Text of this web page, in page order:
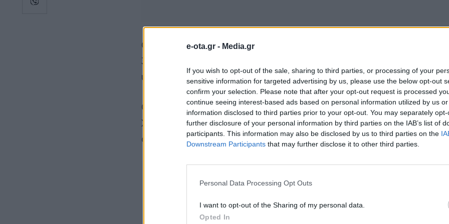
e-ota.gr - Media.gr
If you wish to opt-out of the sale, sharing to third parties, or processing of your
sensitive information for targeted advertising by us, please use the below opt-out
confirm your selection. Please note that after your opt-out request is processed
continue seeing interest-based ads based on personal information utilized by us
information disclosed to third parties prior to your opt-out. You may separately
further disclosure of your personal information by third parties on the IAB’s list of
participants. This information may also be disclosed by us to third parties on the
Downstream Participants that may further disclose it to other third parties.
Personal Data Processing Opt Outs
I want to opt-out of the Sharing of my personal data.
Opted In
Ο κ. Θεοδωρικάκος υπέγραψε έκτακτη οικονομική ενίσχυση από
300.000 ευρώ για κάθε δήμο για την αποκατάσταση των ζημιών
υποδομές.
Ο κ. Θεοδωρικάκος βρίσκεται επίσης σε επικοινωνία με τον
Χανίων κ. Παναγιώτη Σημανδράκη, ενημερώνεται για την
στην περιοχή και τις ζημιές που έχει προκαλέσει η κακοκαιρία.